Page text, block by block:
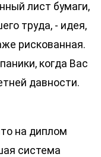
лист бумаги,
труда, - идея,
рискованная.
когда Вас
давности.
на диплом
система